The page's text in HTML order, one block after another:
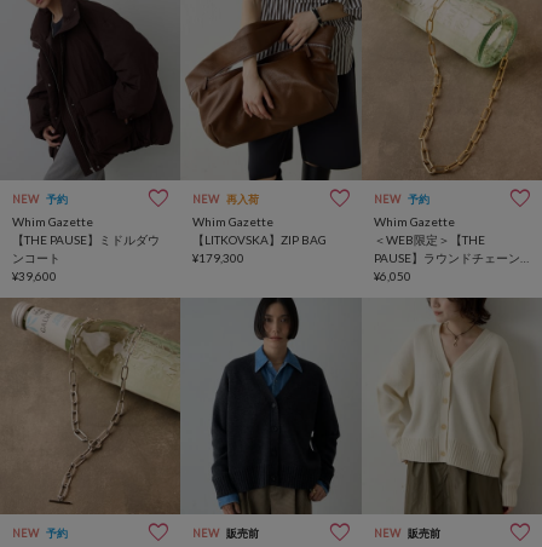
NEW 予約
Whim Gazette
【THE PAUSE】ミドルダウ
ンコート
¥39,600
NEW 再入荷
Whim Gazette
【LITKOVSKA】ZIP BAG
¥179,300
NEW 予約
Whim Gazette
＜WEB限定＞【THE
PAUSE】ラウンドチェーン
ネックレス
¥6,050
NEW 予約 NEW 販売前 NEW 販売前